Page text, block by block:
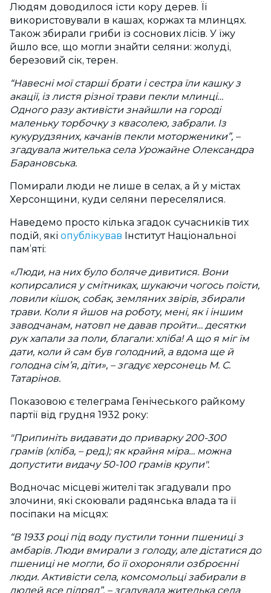
Людям доводилося їсти кору дерев. Її
використовували в кашах, коржах та млинцях.
Також збирали гриби із соснових лісів. У їжу
йшло все, що могли знайти селяни: жолуді,
березовий сік, терен.
“Навесні мої старші брати і сестра їли кашку з
акації, із листя різної трави пекли млинці…
Одного разу активісти знайшли на городі
маленьку торбочку з квасолею, забрали. Із
кукурудзяних, качанів пекли моторженики”, –
згадувала жителька села Урожайне Олександра
Барановська.
Помирали люди не лише в селах, а й у містах
Херсонщини, куди селяни переселялися.
Наведемо просто кілька згадок сучасників тих
подій, які опублікував Інститут Національної
пам’яті:
«Люди, на них було боляче дивитися. Вони
копирсалися у смітниках, шукаючи чогось поїсти,
ловили кішок, собак, земляних звірів, збирали
трави. Коли я йшов на роботу, мені, як і іншим
заводчанам, натовп не давав пройти… десятки
рук хапали за поли, благали: хліба! А що я міг їм
дати, коли й сам був голодний, а вдома ще й
голодна сім’я, діти», – згадує херсонець М. С.
Татарінов.
Показовою є телеграма Генічеського райкому
партії від грудня 1932 року:
"Припиніть видавати до приварку 200-300
грамів (хліба, – ред.); як крайня міра… можна
допустити видачу 50-100 грамів крупи".
Водночас місцеві жителі так згадували про
злочини, які скоювали радянська влада та її
посіпаки на місцях:
“В 1933 році під воду пустили тонни пшениці з
амбарів. Люди вмирали з голоду, але дістатися до
пшениці не могли, бо її охороняли озброєнні
люди. Активісти села, комсомольці забирали в
людей все підряд”, – згадувала жителька села